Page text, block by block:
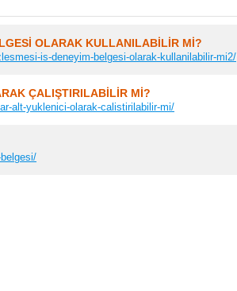
OLARAK KULLANILABİLİR Mİ?
is-deneyim-belgesi-olarak-kullanilabilir-mi2/
ÇALIŞTIRILABİLİR Mİ?
alt-yuklenici-olarak-calistirilabilir-mi/